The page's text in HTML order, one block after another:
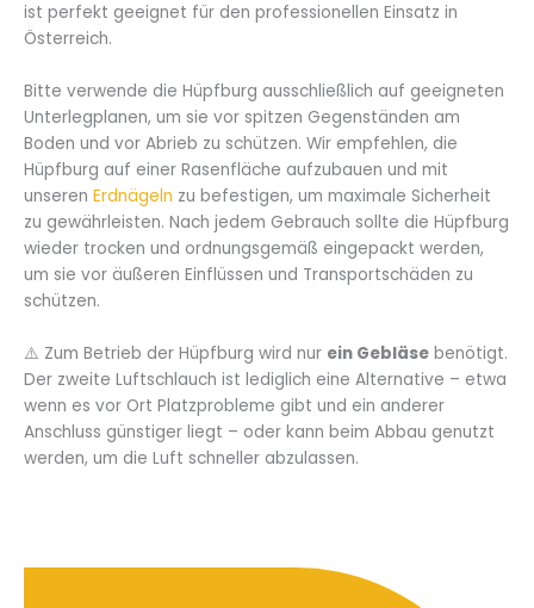
ist perfekt geeignet für den professionellen Einsatz in
Österreich.
Bitte verwende die Hüpfburg ausschließlich auf geeigneten
Unterlegplanen, um sie vor spitzen Gegenständen am
Boden und vor Abrieb zu schützen. Wir empfehlen, die
Hüpfburg auf einer Rasenfläche aufzubauen und mit
unseren Erdnägeln zu befestigen, um maximale Sicherheit
zu gewährleisten. Nach jedem Gebrauch sollte die Hüpfburg
wieder trocken und ordnungsgemäß eingepackt werden,
um sie vor äußeren Einflüssen und Transportschäden zu
schützen.
⚠️ Zum Betrieb der Hüpfburg wird nur ein Gebläse benötigt.
Der zweite Luftschlauch ist lediglich eine Alternative – etwa
wenn es vor Ort Platzprobleme gibt und ein anderer
Anschluss günstiger liegt – oder kann beim Abbau genutzt
werden, um die Luft schneller abzulassen.